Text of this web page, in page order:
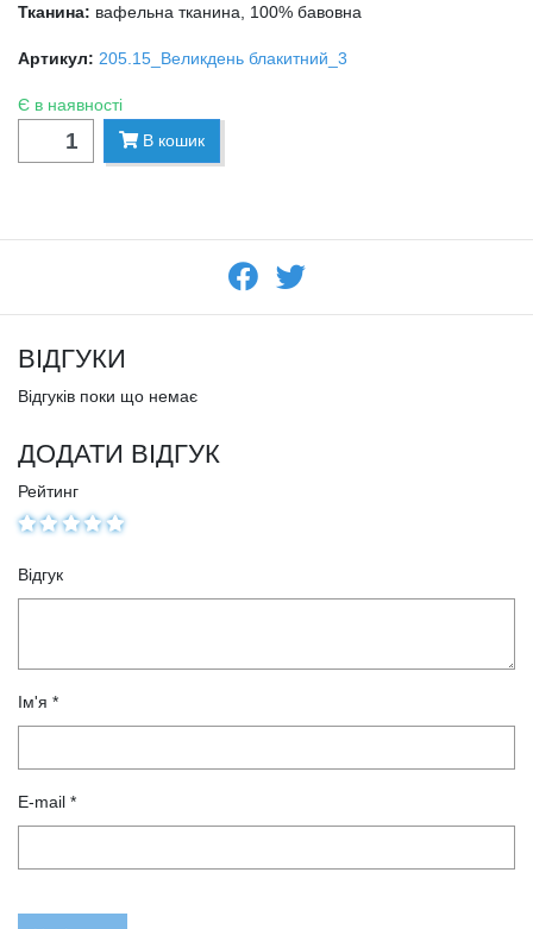
Тканина: вафельна тканина, 100% бавовна
Артикул: 205.15_Великдень блакитний_3
Є в наявності
В кошик
ВІДГУКИ
Відгуків поки що немає
ДОДАТИ ВІДГУК
Рейтинг
Відгук
Ім'я *
E-mail *